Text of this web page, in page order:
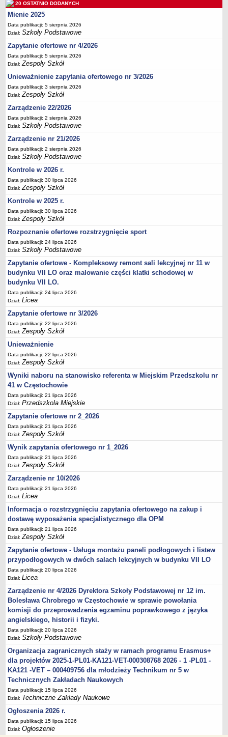
Zarządzenia
Kontrole
Rejestry, ewidencje, archiwa
Sprawozdania
Deklaracja dostępności
PORADNIE PSYCHOLOGICZNO-PEDAGOGICZNE
Zespół Poradni
BIURO FINANSÓW OŚWIATY
Dane podstawowe
Statut
Majątek
Godziny dyżurów
Ogłoszenia
Zarządzenia
Rejestry, ewidencje, archiwa
Kontrole
PONOWNE WYKORZYSTYWANIE
Sprawozdania
Deklaracja dostępności
DEKLARACJA DOSTĘPNOŚCI
OŚWIADCZENIA MAJĄTKOWE
PONOWNE WYKORZYSTYWANIE
UDOSTĘPNIANIE INFORMACJI PUBLICZNEJ
OCHRONA DANYCH OSOBOWYCH
20 OSTATNIO DODANYCH
Mienie 2025
Data publikacji: 5 sierpnia 2026
Dział:Szkoły Podstawowe
Zapytanie ofertowe nr 4/2026
Data publikacji: 5 sierpnia 2026
Dział:Zespoły Szkół
Unieważnienie zapytania ofertowego nr 3/2026
Data publikacji: 3 sierpnia 2026
Dział:Zespoły Szkół
Zarządzenie 22/2026
Data publikacji: 2 sierpnia 2026
Dział:Szkoły Podstawowe
Zarządzenie nr 21/2026
Data publikacji: 2 sierpnia 2026
Dział:Szkoły Podstawowe
Kontrole w 2026 r.
Data publikacji: 30 lipca 2026
Dział:Zespoły Szkół
Kontrole w 2025 r.
Data publikacji: 30 lipca 2026
Dział:Zespoły Szkół
Rozpoznanie ofertowe rozstrzygnięcie sport
Data publikacji: 24 lipca 2026
Dział:Szkoły Podstawowe
Zapytanie ofertowe - Kompleksowy remont sali lekcyjnej nr 11 w
budynku VII LO oraz malowanie części klatki schodowej w
budynku VII LO.
Data publikacji: 24 lipca 2026
Dział:Licea
Zapytanie ofertowe nr 3/2026
Data publikacji: 22 lipca 2026
Dział:Zespoły Szkół
Unieważnienie
Data publikacji: 22 lipca 2026
Dział:Zespoły Szkół
Wyniki naboru na stanowisko referenta w Miejskim Przedszkolu nr
41 w Częstochowie
Data publikacji: 21 lipca 2026
Dział:Przedszkola Miejskie
Zapytanie ofertowe nr 2_2026
Data publikacji: 21 lipca 2026
Dział:Zespoły Szkół
Wynik zapytania ofertowego nr 1_2026
Data publikacji: 21 lipca 2026
Dział:Zespoły Szkół
Zarządzenie nr 10/2026
Data publikacji: 21 lipca 2026
Dział:Licea
Informacja o rozstrzygnięciu zapytania ofertowego na zakup i
dostawę wyposażenia specjalistycznego dla OPM
Data publikacji: 21 lipca 2026
Dział:Zespoły Szkół
Zapytanie ofertowe - Usługa montażu paneli podłogowych i listew
przypodłogowych w dwóch salach lekcyjnych w budynku VII LO
Data publikacji: 20 lipca 2026
Dział:Licea
Zarządzenie nr 4/2026 Dyrektora Szkoły Podstawowej nr 12 im.
Bolesława Chrobrego w Częstochowie w sprawie powołania
komisji do przeprowadzenia egzaminu poprawkowego z języka
angielskiego, historii i fizyki.
Data publikacji: 20 lipca 2026
Dział:Szkoły Podstawowe
Organizacja zagranicznych staży w ramach programu Erasmus+
dla projektów 2025-1-PL01-KA121-VET-000308768 2026 - 1 -PL01 -
KA121 -VET – 000409756 dla młodzieży Technikum nr 5 w
Technicznych Zakładach Naukowych
Data publikacji: 15 lipca 2026
Dział: Techniczne Zakłady Naukowe
Ogłoszenia 2026 r.
Data publikacji: 15 lipca 2026
Dział:Ogłoszenie